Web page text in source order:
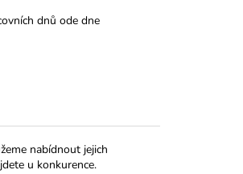
dnů ode dne
nabídnout jejich
u konkurence.